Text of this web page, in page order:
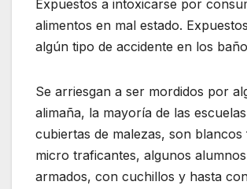
Expuestos a intoxicarse por
alimentos en mal estado.
algún tipo de accidente en los
Se arriesgan a ser mordidos por
alimaña, la mayoría de las
cubiertas de malezas, son blancos
micro traficantes, algunos
armados, con cuchillos y hasta